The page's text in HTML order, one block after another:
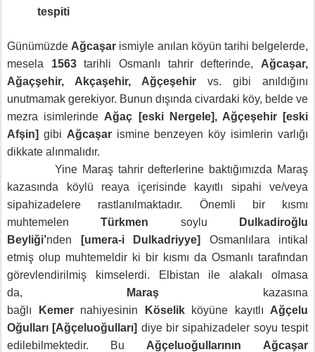
tespiti
Günümüzde Ağcaşar ismiyle anılan köyün tarihi belgelerde,
mesela 1563tarihli Osmanlı tahrir defterinde, Ağcaşar,
Ağaçşehir, Akçaşehir, Ağçeşehir vs. gibi anıldığını
unutmamak gerekiyor. Bunun dışında civardaki köy, belde ve
mezra isimlerinde Ağaç [eski Nergele], Ağçeşehir [eski
Afşin] gibi Ağcaşarismine benzeyen köy isimlerin varlığı
dikkate alınmalıdır.
Yine Maraş tahrir defterlerine baktığımızda Maraş
kazasında köylü reaya içerisinde kayıtlı sipahi ve/veya
sipahizadelere rastlanılmaktadır. Önemli bir kısmı
muhtemelenTürkmen soylu
Dulkadiroğlu
Beyliği’nden [umera-i Dulkadriyye] Osmanlılara intikal
etmiş olup muhtemeldir ki bir kısmı da Osmanlı tarafından
görevlendirilmiş kimselerdi.
Elbistan ile alakalı olmasa
da, Maraş
kazasına
bağlı Kemernahiyesinin Köselikköyüne kayıtlı Ağçelu
Oğulları [Ağçeluoğulları] diye bir sipahizadeler soyu tespit
edilebilmektedir. Bu Ağçeluoğullarının
Ağcaşar